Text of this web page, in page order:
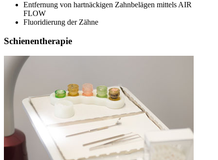
Entfernung von hartnäckigen Zahnbelägen mittels AIR
FLOW
Fluoridierung der Zähne
Schienentherapie